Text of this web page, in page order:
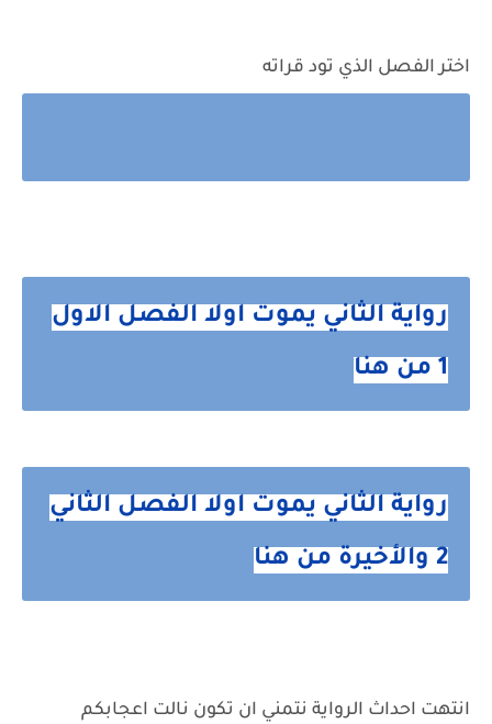
اختر الفصل الذي تود قراته
رواية الثاني يموت اولا الفصل الاول
1 من هنا
رواية الثاني يموت اولا الفصل الثاني
2 والأخيرة من هنا
انتهت احداث الرواية نتمني ان تكون نالت اعجابكم